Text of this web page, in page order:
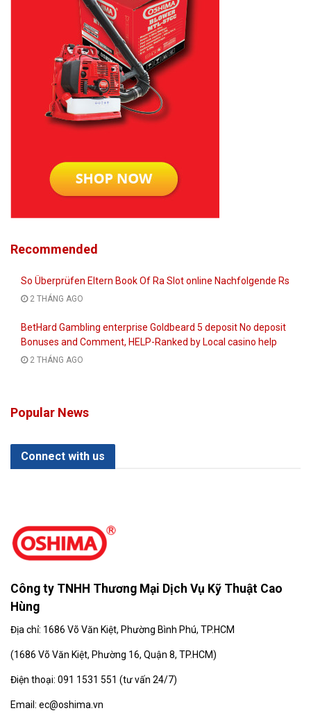
Recommended
So Überprüfen Eltern Book Of Ra Slot online Nachfolgende Rs
2 THÁNG AGO
BetHard Gambling enterprise Goldbeard 5 deposit No deposit
Bonuses and Comment, HELP-Ranked by Local casino help
2 THÁNG AGO
Popular News
Connect with us
Công ty TNHH Thương Mại Dịch Vụ Kỹ Thuật Cao
Hùng
Địa chỉ: 1686 Võ Văn Kiệt, Phường Bình Phú, TP.HCM
(1686 Võ Văn Kiệt, Phường 16, Quận 8, TP.HCM)
Điện thoại: 091 1531 551 (tư vấn 24/7)
Email: ec@oshima.vn